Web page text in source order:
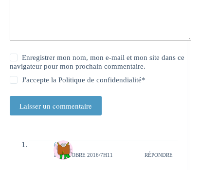
Enregistrer mon nom, mon e-mail et mon site dans ce
navigateur pour mon prochain commentaire.
J'accepte laPolitique de confidendialité*
Laisser un commentaire
@
17 OCTOBRE 2016/7H11 RÉPONDRE